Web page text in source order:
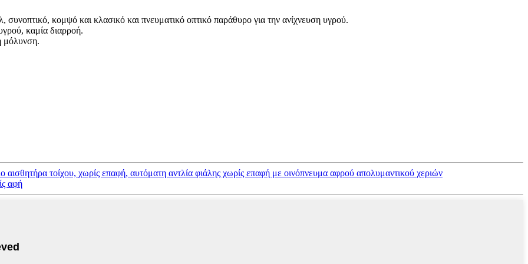
κομψό και κλασικό και πνευματικό οπτικό παράθυρο για την ανίχνευση υγρού.
καμία διαρροή.
μόλυνση.
αισθητήρα τοίχου, χωρίς επαφή, αυτόματη αντλία φιάλης χωρίς επαφή με οινόπνευμα αφρού απολυμαντικού χεριών
αφή